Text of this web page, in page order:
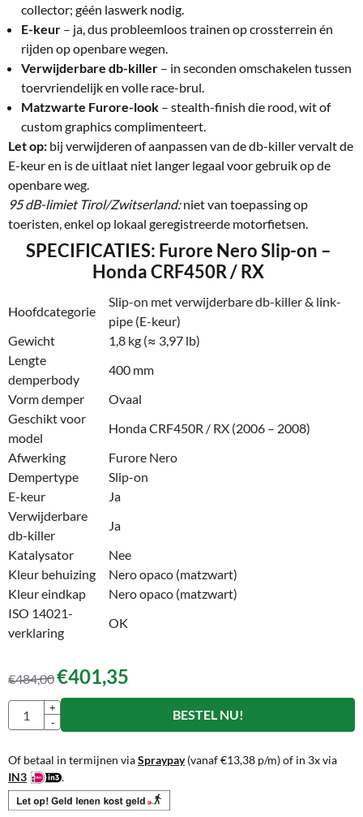
collector; géén laswerk nodig.
E-keur – ja, dus probleemloos trainen op crossterrein én
rijden op openbare wegen.
Verwijderbare db-killer – in seconden omschakelen tussen
toervriendelijk en volle race-brul.
Matzwarte Furore-look – stealth-finish die rood, wit of
custom graphics complimenteert.
Let op: bij verwijderen of aanpassen van de db-killer vervalt de
E-keur en is de uitlaat niet langer legaal voor gebruik op de
openbare weg.
95 dB-limiet Tirol/Zwitserland:niet van toepassing op
toeristen, enkel op lokaal geregistreerde motorfietsen.
SPECIFICATIES: Furore Nero Slip-on –
Honda CRF450R / RX
Hoofdcategorie
Slip-on met verwijderbare db-killer & link-
pipe (E-keur)
Gewicht
1,8 kg (≈ 3,97 lb)
Lengte
demperbody
400 mm
Vorm demper
Ovaal
Geschikt voor
model
Honda CRF450R / RX (2006 – 2008)
Afwerking
Furore Nero
Dempertype
Slip-on
E-keur
Ja
Verwijderbare
db-killer
Ja
Katalysator
Nee
Kleur behuizing
Nero opaco (matzwart)
Kleur eindkap
Nero opaco (matzwart)
ISO 14021-
verklaring
OK
€484,00€401,35
Aantal
+
-
BESTEL NU!
Of betaal in termijnen viaSpraypay(vanaf€13,38 p/m) of in 3x via
IN3
.